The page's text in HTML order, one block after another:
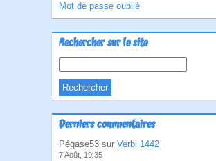
Mot de passe oublié
Rechercher sur le site
Derniers commentaires
Pégase53 sur Verbi 1442
7 Août, 19:35